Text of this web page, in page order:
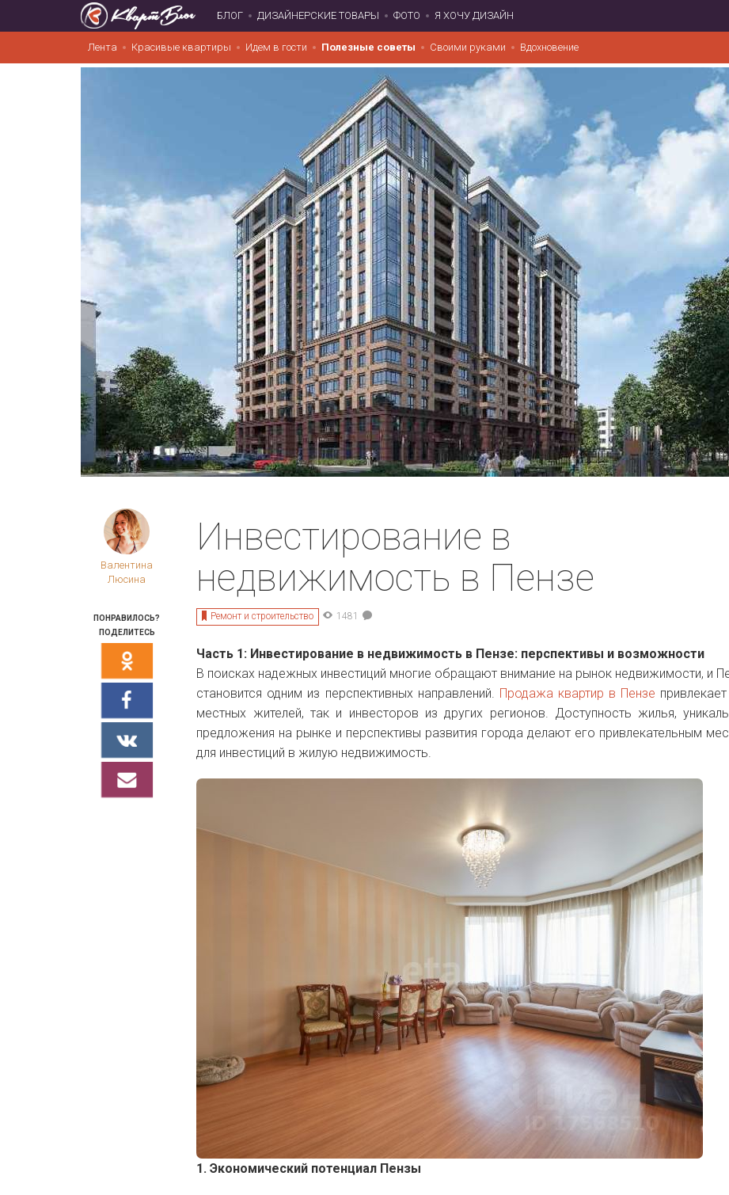
БЛОГ ДИЗАЙНЕРСКИЕ ТОВАРЫ ФОТО Я ХОЧУ ДИЗАЙН
Лента Красивые квартиры Идем в гости Полезные советы Своими руками Вдохновение
Валентина
Люсина
ПОНРАВИЛОСЬ?
ПОДЕЛИТЕСЬ
Инвестирование в
недвижимость в Пензе
Ремонт и строительство 1481
Часть 1: Инвестирование в недвижимость в Пензе: перспективы и возможности
В поисках надежных инвестиций многие обращают внимание на рынок недвижимости, и
становится одним из перспективных направлений. Продажа квартир в Пензе
местных жителей, так и инвесторов из других регионов. Доступность жилья,
предложения на рынке и перспективы развития города делают его привлекательным
для инвестиций в жилую недвижимость.
1. Экономический потенциал Пензы